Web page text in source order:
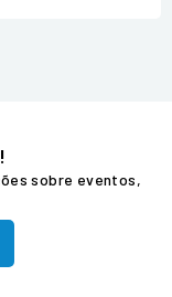
sobre eventos,